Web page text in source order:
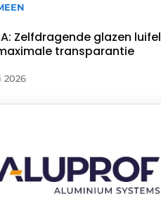
Zelfdragende glazen luifel
transparantie
2026